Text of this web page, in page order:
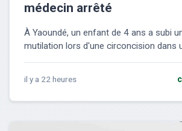
médecin arrêté
À Yaoundé, un enfant de 4 ans a subi
mutilation lors d'une circoncision dans
il y a 22 heures